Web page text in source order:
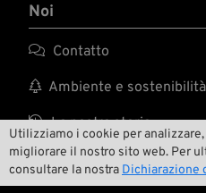
Utilizziamo i cookie per
migliorare il nostro sito web. Per
consultare la nostra Dichiarazione
Noi
 Contatto
 Ambiente e sostenibilità
 La nostra storia
 Wrecking Crew